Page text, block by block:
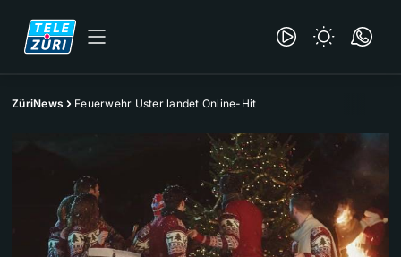
ZüriNews Feuerwehr Uster landet Online-Hit